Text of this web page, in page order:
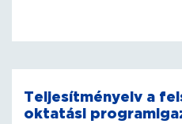
Teljesítményelv a
oktatási